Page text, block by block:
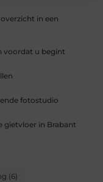
in een
voordat u begint
fotostudio
gietvloer in Brabant
(6)